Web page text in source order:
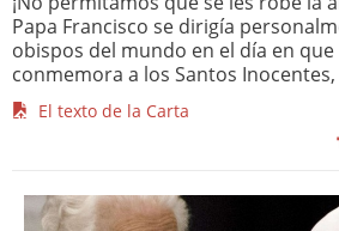
Papa Francisco se dirigía
obispos del mundo en el día en que
conmemora a los Santos
El texto de la Carta